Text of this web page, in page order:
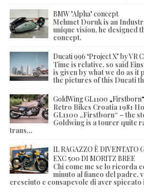
BMW "Alpha" concept
Mehmet Doruk is an
unique vision, he designed
concept.
Ducati 996 ‘Project X’ by VR
Time is relative, so said
is given by what we do as it
the pictures of this Ducati
GoldWing GL1100 „Firstborn“
Retro Bikes Croatia 1981
GL1100 „Firstborn“ – the
Goldwing is a tourer quite
trans...
IL RAGAZZO È DIVENTATO
EXC 500 DI MORITZ BREE
Chi come me se lo ricorda
minuto al fianco del padre,
cresciuto e consapevole di aver spiccato